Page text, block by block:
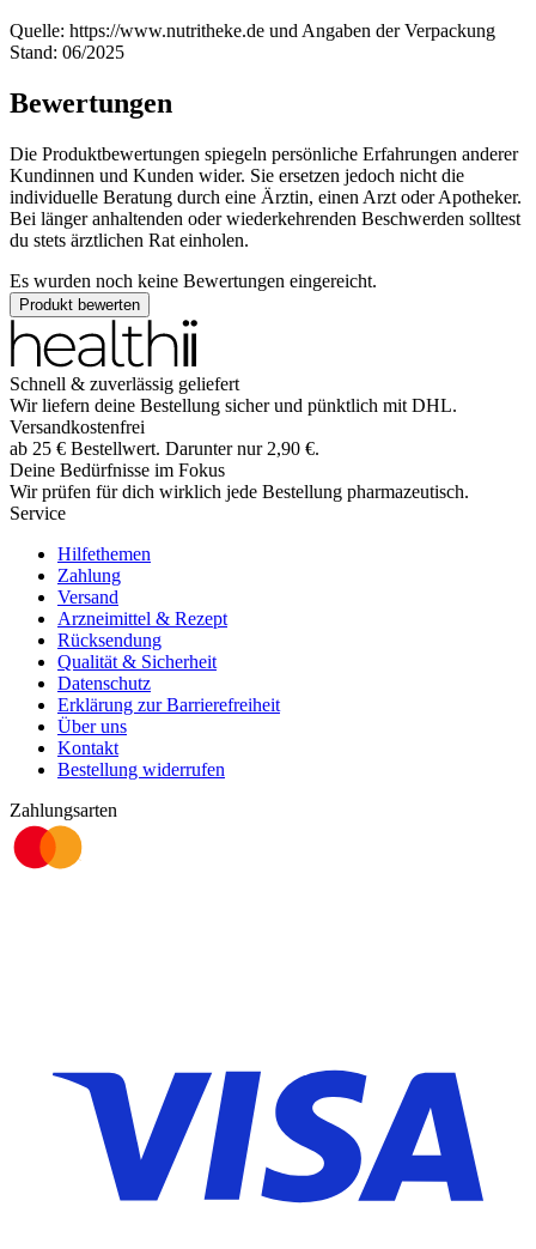
Quelle: https://www.nutritheke.de und Angaben der Verpackung
Stand: 06/2025
Bewertungen
Die Produktbewertungen spiegeln persönliche Erfahrungen anderer
Kundinnen und Kunden wider. Sie ersetzen jedoch nicht die
individuelle Beratung durch eine Ärztin, einen Arzt oder Apotheker.
Bei länger anhaltenden oder wiederkehrenden Beschwerden solltest
du stets ärztlichen Rat einholen.
Es wurden noch keine Bewertungen eingereicht.
Produkt bewerten
Schnell & zuverlässig geliefert
Wir liefern deine Bestellung sicher und pünktlich mit DHL.
Versandkostenfrei
ab 25 € Bestellwert. Darunter nur 2,90 €.
Deine Bedürfnisse im Fokus
Wir prüfen für dich wirklich jede Bestellung pharmazeutisch.
Service
Hilfethemen
Zahlung
Versand
Arzneimittel & Rezept
Rücksendung
Qualität & Sicherheit
Datenschutz
Erklärung zur Barrierefreiheit
Über uns
Kontakt
Bestellung widerrufen
Zahlungsarten